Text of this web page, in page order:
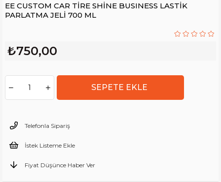
EE CUSTOM CAR TİRE SHİNE BUSINESS LASTİK
PARLATMA JELİ 700 ML
₺750,00
Telefonla Sipariş
İstek Listeme Ekle
Fiyat Düşünce Haber Ver